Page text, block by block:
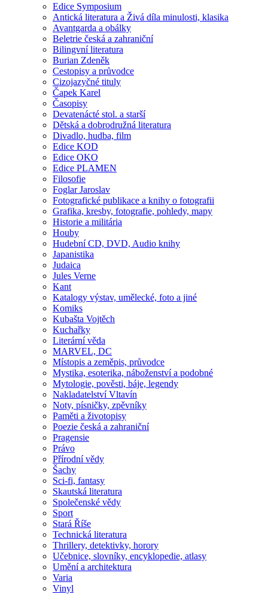
Edice Symposium
Antická literatura a Živá díla minulosti, klasika
Avantgarda a obálky
Beletrie česká a zahraniční
Bilingvní literatura
Burian Zdeněk
Cestopisy a průvodce
Cizojazyčné tituly
Čapek Karel
Časopisy
Devatenácté stol. a starší
Dětská a dobrodružná literatura
Divadlo, hudba, film
Edice KOD
Edice OKO
Edice PLAMEN
Filosofie
Foglar Jaroslav
Fotografické publikace a knihy o fotografii
Grafika, kresby, fotografie, pohledy, mapy
Historie a militária
Houby
Hudební CD, DVD, Audio knihy
Japanistika
Judaica
Jules Verne
Kant
Katalogy výstav, umělecké, foto a jiné
Komiks
Kubašta Vojtěch
Kuchařky
Literární věda
MARVEL, DC
Místopis a zeměpis, průvodce
Mystika, esoterika, náboženství a podobné
Mytologie, pověsti, báje, legendy
Nakladatelství Vltavín
Noty, písničky, zpěvníky
Paměti a životopisy
Poezie česká a zahraniční
Pragensie
Právo
Přírodní vědy
Šachy
Sci-fi, fantasy
Skautská literatura
Společenské vědy
Sport
Stará Říše
Technická literatura
Thrillery, detektivky, horory
Učebnice, slovníky, encyklopedie, atlasy
Umění a architektura
Varia
Vinyl